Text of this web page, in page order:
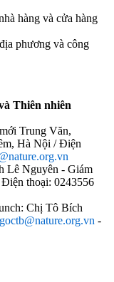
hàng và cửa hàng
phương và công
Thiên nhiên
Trung Văn,
Hà Nội / Điện
Lê Nguyên - Giám
thoại: 0243556
Chị Tô Bích
-